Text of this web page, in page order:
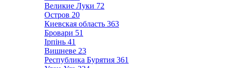
Великие Луки 72
Остров 20
Киевская область 363
Бровари 51
Ірпінь 41
Вишневе 23
Республика Бурятия 361